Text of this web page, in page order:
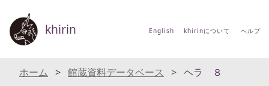
khirin English khirinについて ヘルプ
ホーム 館蔵資料データベース ヘラ ８